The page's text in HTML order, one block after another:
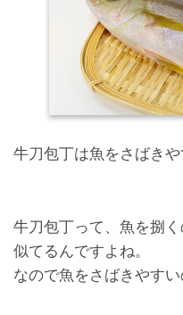
牛刀包丁は魚をさばきや
牛刀包丁って、魚を捌
似てるんですよね。
なので魚をさばきやすい